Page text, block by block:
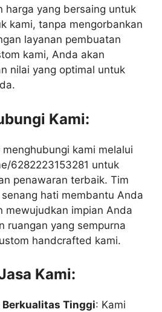
harga yang bersaing untuk
kami, tanpa mengorbankan
layanan pembuatan
kami, Anda akan
nilai yang optimal untuk
Kami:
kami melalui
6282223153281 untuk
penawaran terbaik. Tim
hati membantu Anda
mewujudkan impian Anda
ruangan yang sempurna
handcrafted kami.
Kami:
Berkualitas Tinggi: Kami